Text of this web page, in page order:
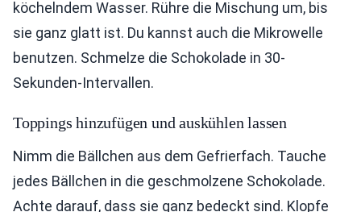
köchelndem Wasser. Rühre die Mischung um, bis
sie ganz glatt ist. Du kannst auch die Mikrowelle
benutzen. Schmelze die Schokolade in 30-
Sekunden-Intervallen.
Toppings hinzufügen und auskühlen lassen
Nimm die Bällchen aus dem Gefrierfach. Tauche
jedes Bällchen in die geschmolzene Schokolade.
Achte darauf, dass sie ganz bedeckt sind. Klopfe